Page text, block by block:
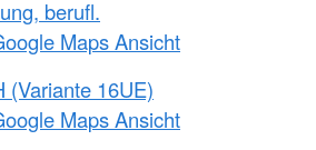
berufl.
Maps Ansicht
(Variante 16UE)
Maps Ansicht